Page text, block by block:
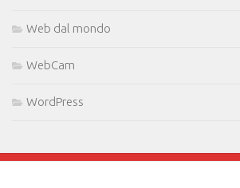
Web dal mondo
WebCam
WordPress